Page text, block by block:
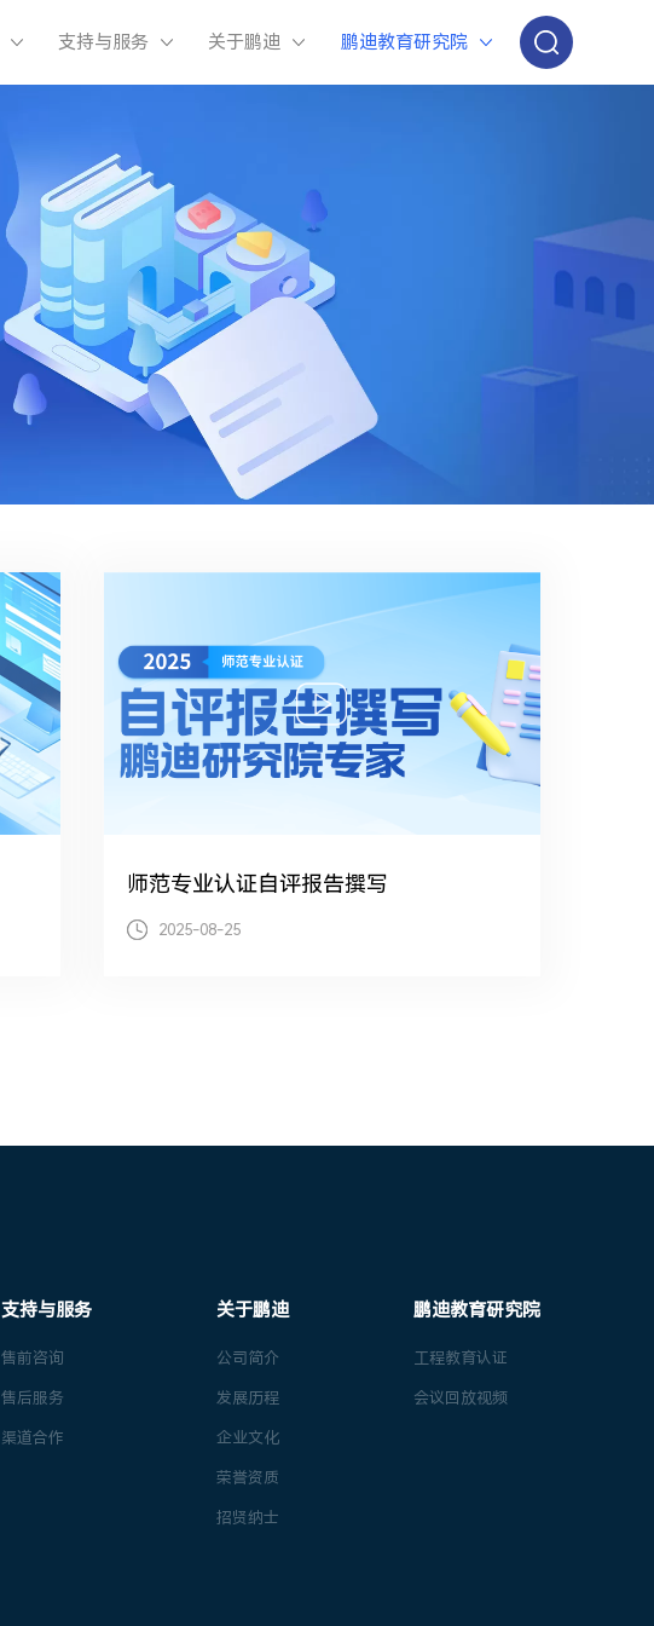
支持与服务 关于鹏迪 鹏迪教育研究院
师范专业认证自评报告撰写
2025-08-25
支持与服务
售前咨询
售后服务
渠道合作
关于鹏迪
公司简介
发展历程
企业文化
荣誉资质
招贤纳士
鹏迪教育研究院
工程教育认证
会议回放视频